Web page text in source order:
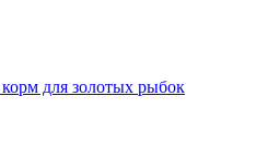
для золотых рыбок